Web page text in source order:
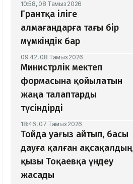
10:58, 08 Тамыз 2026
Грантқа іліге
алмағандарға тағы бір
мүмкіндік бар
09:42, 08 Тамыз 2026
Министрлік мектеп
формасына қойылатын
жаңа талаптарды
түсіндірді
18:46, 07 Тамыз 2026
Тойда уағыз айтып, басы
дауға қалған ақсақалдың
қызы Тоқаевқа үндеу
жасады